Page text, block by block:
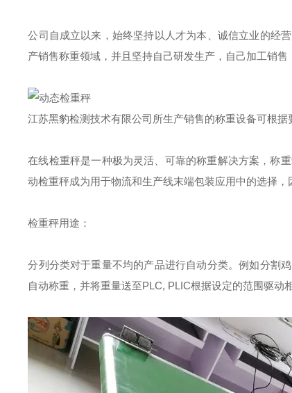
公司自成立以来，始终坚持以人才为本、诚信立业的经
产销售称重领域，并且坚持自己研发生产，自己加工销售
江苏黑豹检测技术有限公司所生产销售的称重设备可根
在线检重秤是一种极为灵活、可靠的称重解决方案，称
动检重秤成为用于物流和生产线末端包装应用中的选择
检重秤用途：
分列分类对于重量不均的产品进行自动分类。例如分割
自动称重，并将重量送至PLC, PLIC根据设定的范围驱动